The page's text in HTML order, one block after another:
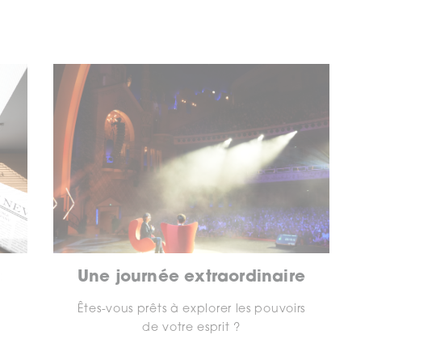
Une journée extraordinaire
Êtes-vous prêts à explorer les pouvoirs
de votre esprit ?